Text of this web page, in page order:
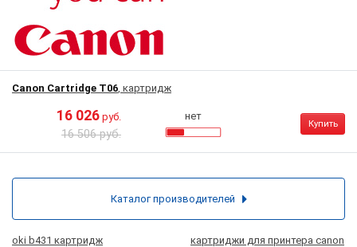
Canon Cartridge T06, картридж
16 026 руб.
16 506 руб.
нет
Купить
oki b431 картридж
картриджи для принтера canon